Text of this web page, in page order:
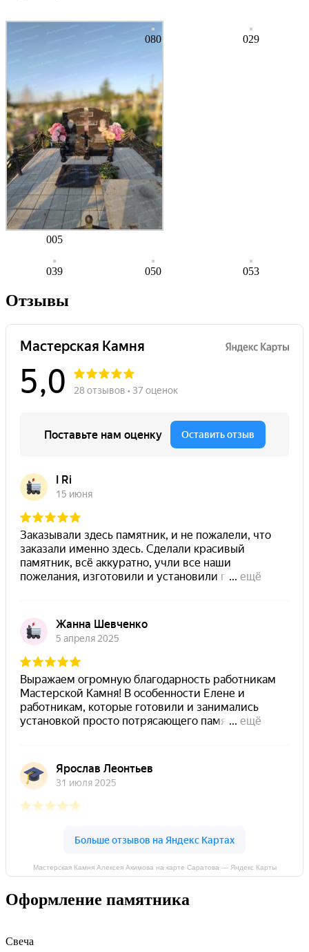
005
080 029
039 050 053
Отзывы
Мастерская Камня Алексея Акимова на карте Саратова — Яндекс Карты
Оформление памятника
Свеча